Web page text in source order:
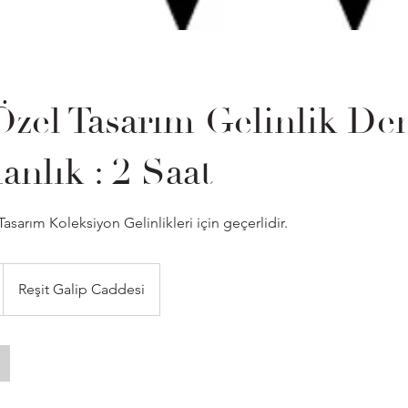
Tasarım Gelinlik
: 2 Saat
Koleksiyon Gelinlikleri için geçerlidir.
Reşit Galip Caddesi